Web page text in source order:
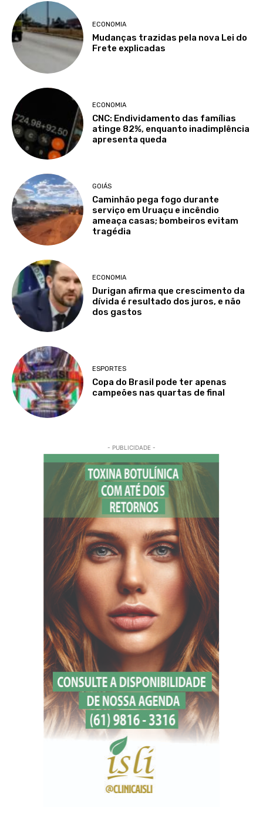
ECONOMIA
Mudanças trazidas pela nova Lei do
Frete explicadas
ECONOMIA
CNC: Endividamento das famílias
atinge 82%, enquanto inadimplência
apresenta queda
GOIÁS
Caminhão pega fogo durante
serviço em Uruaçu e incêndio
ameaça casas; bombeiros evitam
tragédia
ECONOMIA
Durigan afirma que crescimento da
dívida é resultado dos juros, e não
dos gastos
ESPORTES
Copa do Brasil pode ter apenas
campeões nas quartas de final
- PUBLICIDADE -